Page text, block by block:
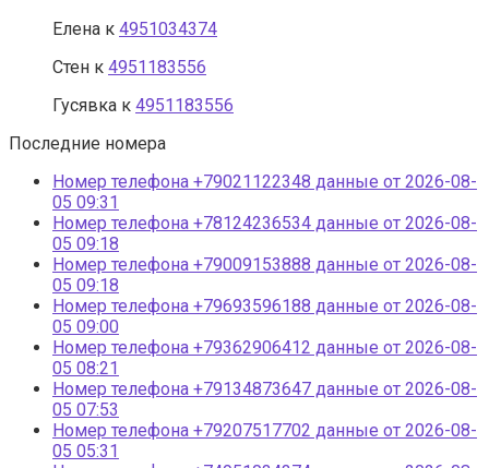
Елена к 4951034374
Стен к 4951183556
Гусявка к 4951183556
Последние номера
Номер телефона +79021122348 данные от 2026-08-
05 09:31
Номер телефона +78124236534 данные от 2026-08-
05 09:18
Номер телефона +79009153888 данные от 2026-08-
05 09:18
Номер телефона +79693596188 данные от 2026-08-
05 09:00
Номер телефона +79362906412 данные от 2026-08-
05 08:21
Номер телефона +79134873647 данные от 2026-08-
05 07:53
Номер телефона +79207517702 данные от 2026-08-
05 05:31